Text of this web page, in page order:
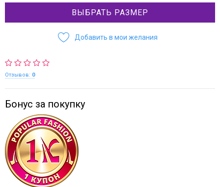
ВЫБРАТЬ РАЗМЕР
Добавить в мои желания
Отзывов: 0
Бонус за покупку